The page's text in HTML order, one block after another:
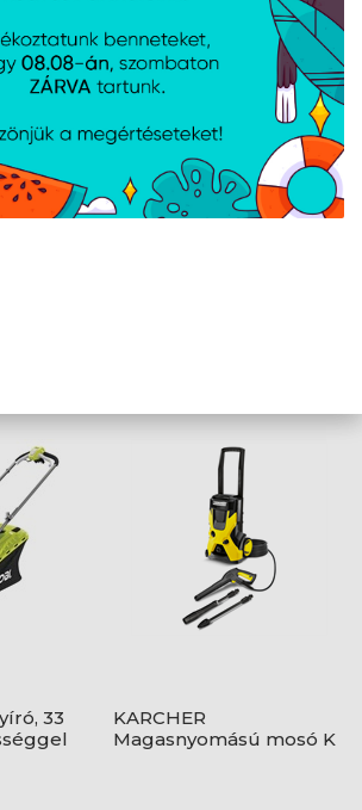
RLT2925
33
KARCHER
Magasnyomású mosó K